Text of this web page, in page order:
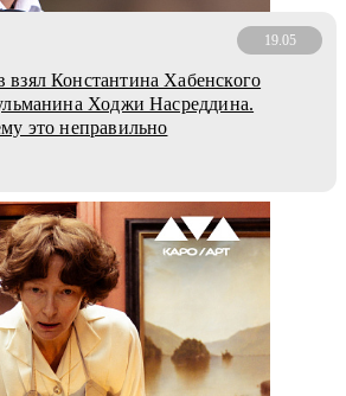
19.05
Константина Хабенского
Ходжи Насреддина.
это неправильно